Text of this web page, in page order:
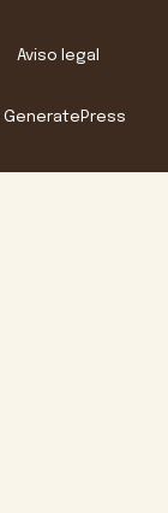
Aviso legal
GeneratePress